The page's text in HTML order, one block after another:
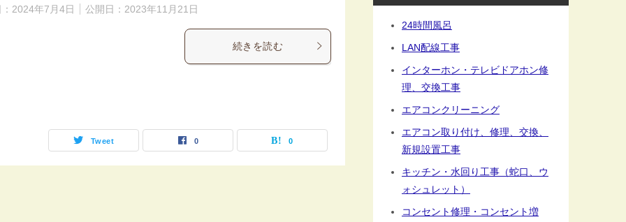
2024年7月4日 公開日： 2023年11月21日
続きを読む
Tweet 0 0
24時間風呂
LAN配線工事
インターホン・テレビドアホン修
理、交換工事
エアコンクリーニング
エアコン取り付け、修理、交換、
新規設置工事
キッチン・水回り工事（蛇口、ウ
ォシュレット）
コンセント修理・コンセント増